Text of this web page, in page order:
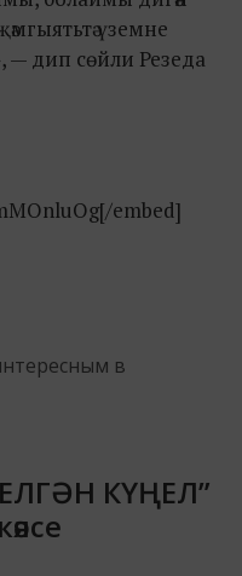
үземне
— дип сөйли Резеда
embed]
в
КҮҢЕЛ”